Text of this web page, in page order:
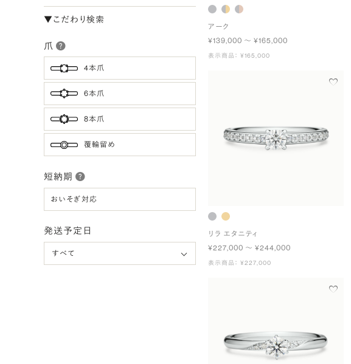
▼こだわり検索
爪
4本爪
6本爪
8本爪
覆輪留め
短納期
おいそぎ対応
発送予定日
アーク
¥139,000 〜 ¥165,000
表示商品： ¥165,000
リラ エタニティ
¥227,000 〜 ¥244,000
表示商品： ¥227,000